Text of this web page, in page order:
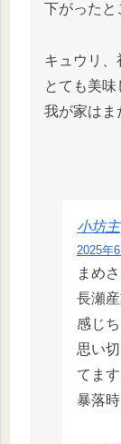
下がったと
キュウリ、
とても美味
我が家はま
小坊主
2025年
まめ
長瀬
感じち
思い
てます
暴落時